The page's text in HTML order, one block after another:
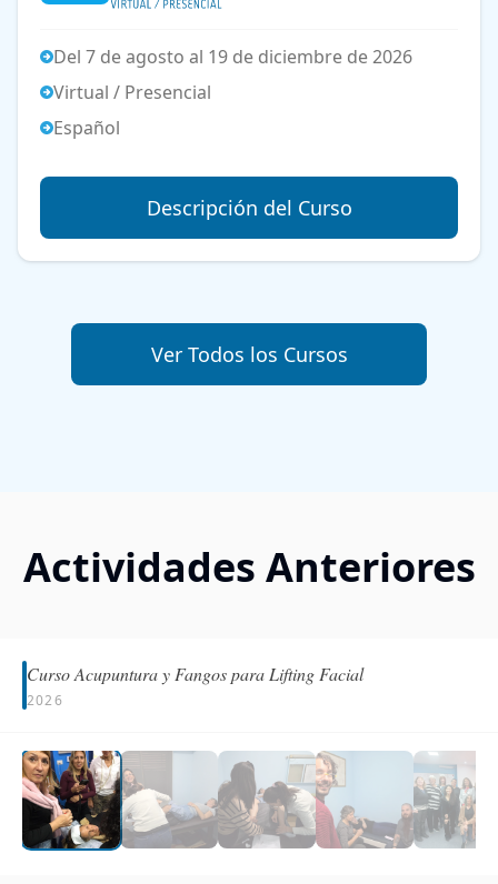
Del 7 de agosto al 19 de diciembre de 2026
Virtual / Presencial
Español
Descripción del Curso
Ver Todos los Cursos
Actividades Anteriores
Curso Acupuntura y Fangos para Lifting Facial
2026